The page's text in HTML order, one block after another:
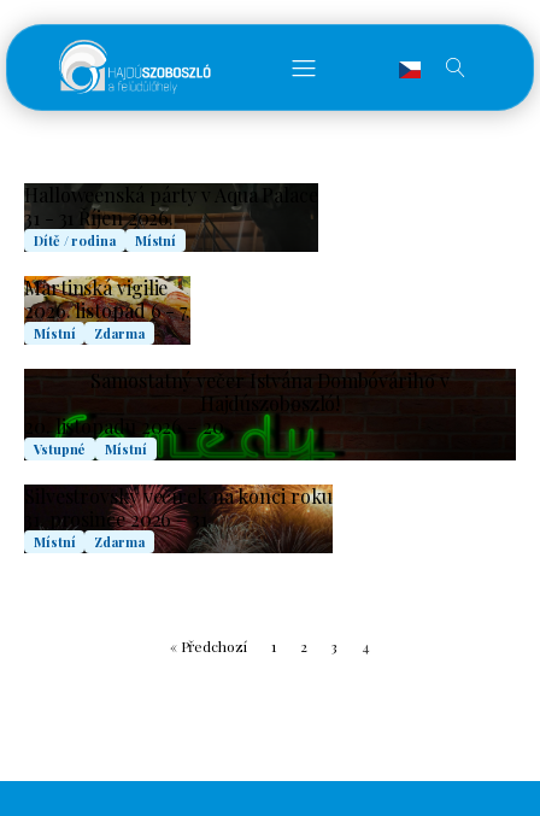
Halloweenská párty v Aqua Palace
31 - 31 Říjen 2026.
Dítě / rodina Místní
Martinská vigilie
2026. listopad 6 - 7.
Místní Zdarma
Samostatný večer Istvána Dombóváriho v
Hajdúszoboszló!
20. listopadu 2026 – 20.
Vstupné Místní
Silvestrovský večírek na konci roku
31. prosince 2026 – 31.
Místní Zdarma
« Předchozí 1 2 3 4